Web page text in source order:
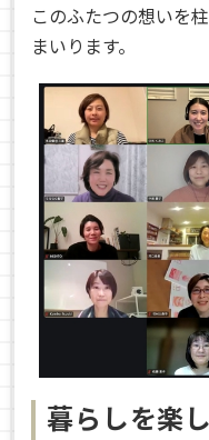
このふたつの想いを
まいります。
暮らしを楽